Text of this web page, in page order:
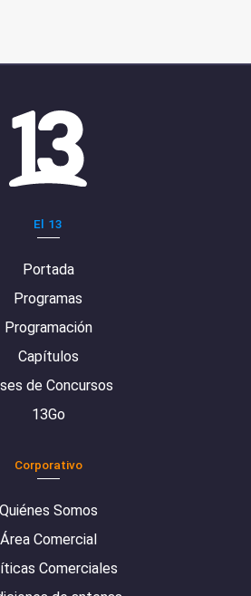
El 13
Portada
Programas
Programación
Capítulos
de Concursos
13Go
Corporativo
Quiénes Somos
Área Comercial
Comerciales